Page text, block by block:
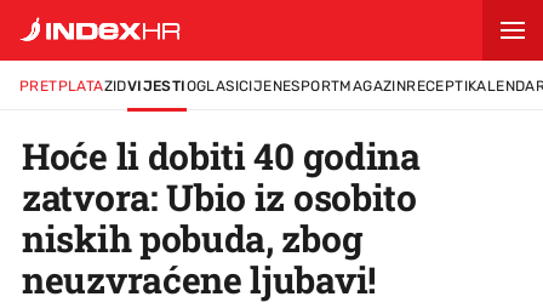
PRETPLATAZIDVIJESTIOGLASICIJENESPORTMAGAZINRECEPTI
Hoće li dobiti 40 godina
zatvora: Ubio iz osobito
niskih pobuda, zbog
neuzvraćene ljubavi!